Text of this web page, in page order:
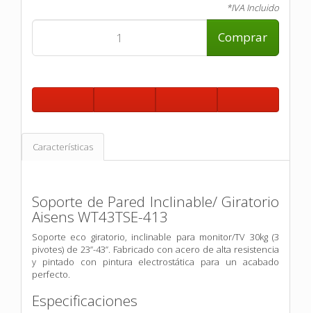
*IVA Incluido
Comprar
Características
Soporte de Pared Inclinable/ Giratorio
Aisens WT43TSE-413
Soporte eco giratorio, inclinable para monitor/TV 30kg (3
pivotes) de 23”-43”. Fabricado con acero de alta resistencia
y pintado con pintura electrostática para un acabado
perfecto.
Especificaciones